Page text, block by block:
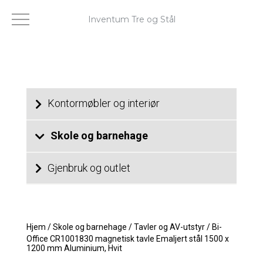
Kontormøbler og interiør
Skole og barnehage
Gjenbruk og outlet
Hjem / Skole og barnehage / Tavler og AV-utstyr /Bi-
Office CR1001830 magnetisk tavle Emaljert stål 1500 x
1200 mm Aluminium, Hvit
Inventum Tre og Stål